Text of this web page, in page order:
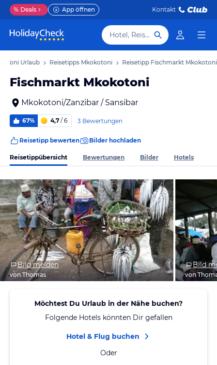
% Deals App öffnen Kontakt
Hotel, Reiseziel
Urlaub Reisetipps Mkokotoni Reisetipp Fischmarkt Mkokotoni
Fischmarkt Mkokotoni
Mkokotoni/Zanzibar / Sansibar
67% 4,7 / 6 3 Bewertungen
Reisetipp bewerten Bilder hochladen
Reisetippübersicht Bewertungen Bilder Hotels
Bild melden
von Thomas
Bild
von
Möchtest Du Urlaub in der Nähe buchen?
Folgende Hotels könnten Dir gefallen
Hotel & Flug buchen
Oder